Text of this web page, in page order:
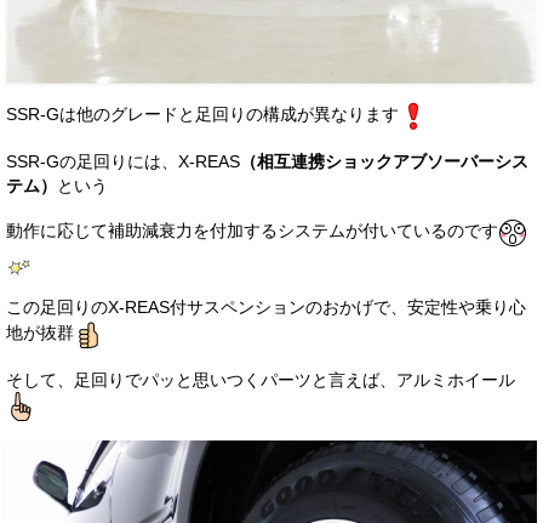
SSR-Gは他のグレードと足回りの構成が異なります
SSR-Gの足回りには、X-REAS （相互連携ショックアブソーバーシス
テム）
という
動作に応じて補助減衰力を付加するシステムが付いているのです
この足回りのX-REAS付サスペンションのおかげで、安定性や乗り心
地が抜群
そして、足回りでパッと思いつくパーツと言えば、アルミホイール